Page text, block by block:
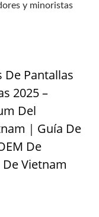
y minoristas
De Pantallas
2025 –
Del
｜Guía De
De
Vietnam